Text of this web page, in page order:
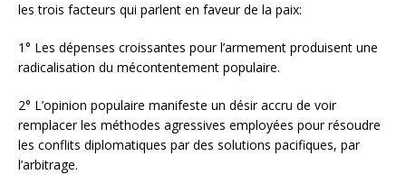
les trois facteurs qui parlent en faveur de la paix:
1° Les dépenses croissantes pour l’armement produisent une
radicalisation du mécontentement populaire.
2° L’opinion populaire manifeste un désir accru de voir
remplacer les méthodes agressives employées pour résoudre
les conflits diplomatiques par des solutions pacifiques, par
l’arbitrage.